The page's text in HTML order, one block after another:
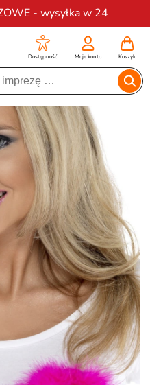
- wysyłka w 24
od 200 zł
Dostępność Moje konto Koszyk